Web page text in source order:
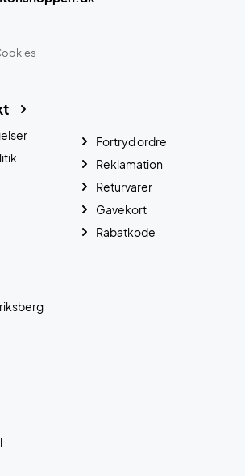
Fortryd ordre
Reklamation
Returvarer
Gavekort
Rabatkode